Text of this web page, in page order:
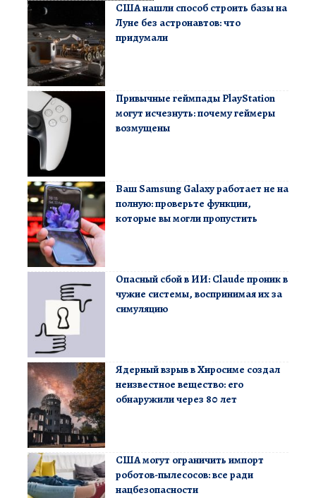
США нашли способ строить базы на
Луне без астронавтов: что
придумали
Привычные геймпады PlayStation
могут исчезнуть: почему геймеры
возмущены
Ваш Samsung Galaxy работает не на
полную: проверьте функции,
которые вы могли пропустить
Опасный сбой в ИИ: Claude проник в
чужие системы, воспринимая их за
симуляцию
Ядерный взрыв в Хиросиме создал
неизвестное вещество: его
обнаружили через 80 лет
США могут ограничить импорт
роботов-пылесосов: все ради
нацбезопасности